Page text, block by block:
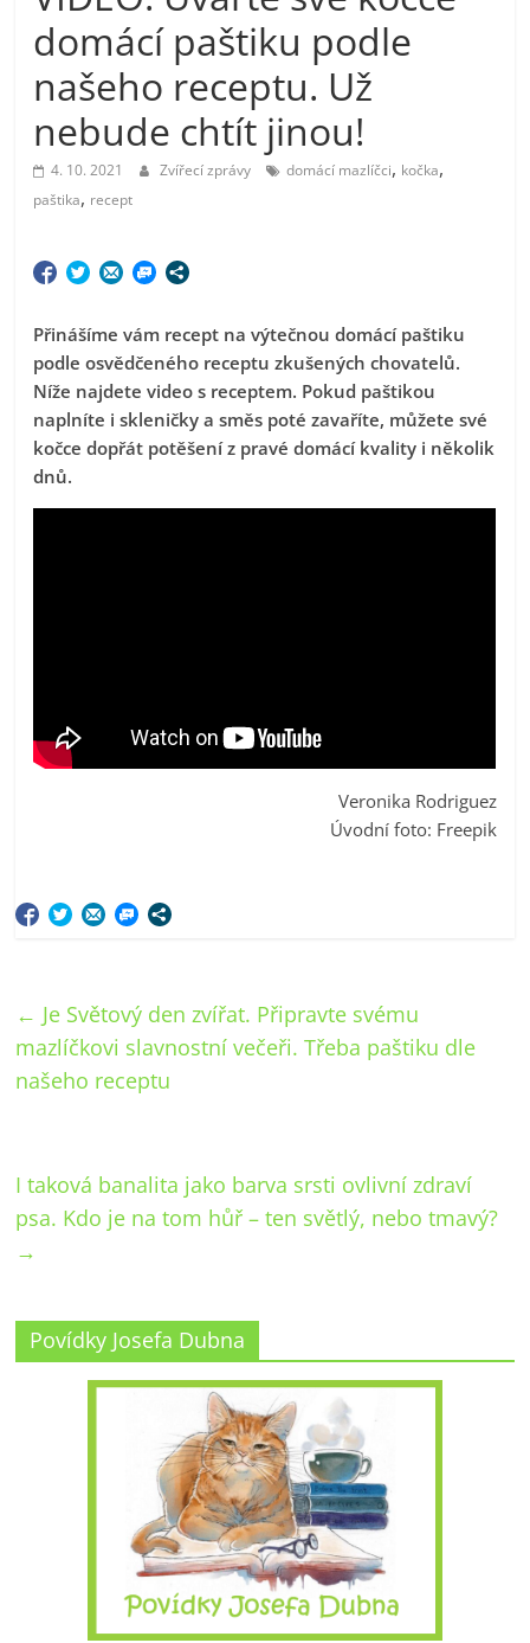
domácí paštiku podle
našeho receptu. Už
nebude chtít jinou!
4. 10. 2021 Zvířecí zprávy domácí mazlíčci, kočka,
paštika, recept
Přinášíme vám recept na výtečnou domácí paštiku
podle osvědčeného receptu zkušených chovatelů.
Níže najdete video s receptem. Pokud paštikou
naplníte i skleničky a směs poté zavaříte, můžete své
kočce dopřát potěšení z pravé domácí kvality i několik
dnů.
Veronika Rodriguez
Úvodní foto: Freepik
← Je Světový den zvířat. Připravte svému
mazlíčkovi slavnostní večeři. Třeba paštiku dle
našeho receptu
I taková banalita jako barva srsti ovlivní zdraví
psa. Kdo je na tom hůř – ten světlý, nebo tmavý?
→
Povídky Josefa Dubna